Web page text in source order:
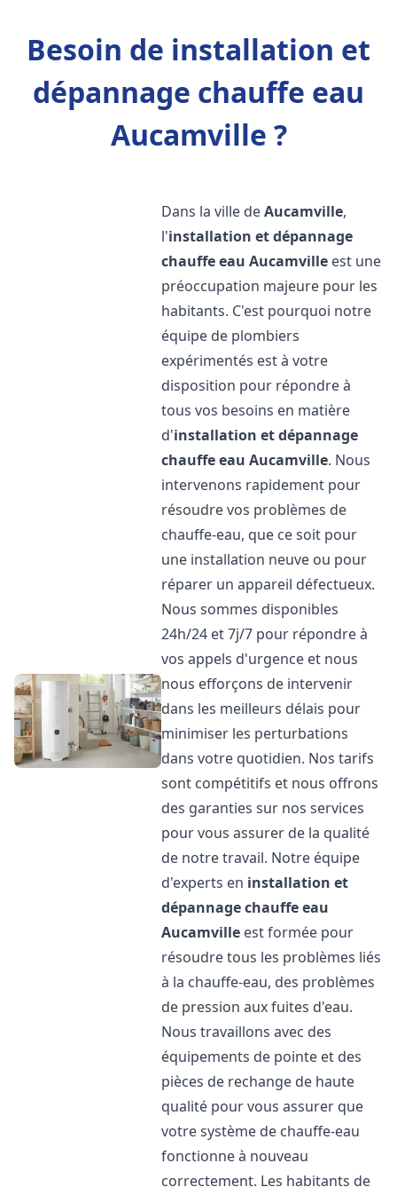
Besoin de installation et
dépannage chauffe eau
Aucamville ?
Dans la ville deAucamville,
l'installation et dépannage
chauffe eau Aucamville est une
préoccupation majeure pour les
habitants. C'est pourquoi notre
équipe de plombiers
expérimentés est à votre
disposition pour répondre à
tous vos besoins en matière
d'installation et dépannage
chauffe eau Aucamville. Nous
intervenons rapidement pour
résoudre vos problèmes de
chauffe-eau, que ce soit pour
une installation neuve ou pour
réparer un appareil défectueux.
Nous sommes disponibles
24h/24 et 7j/7 pour répondre à
vos appels d'urgence et nous
nous efforçons de intervenir
dans les meilleurs délais pour
minimiser les perturbations
dans votre quotidien. Nos tarifs
sont compétitifs et nous offrons
des garanties sur nos services
pour vous assurer de la qualité
de notre travail. Notre équipe
d'experts en installation et
dépannage chauffe eau
Aucamville est formée pour
résoudre tous les problèmes liés
à la chauffe-eau, des problèmes
de pression aux fuites d'eau.
Nous travaillons avec des
équipements de pointe et des
pièces de rechange de haute
qualité pour vous assurer que
votre système de chauffe-eau
fonctionne à nouveau
correctement. Les habitants de